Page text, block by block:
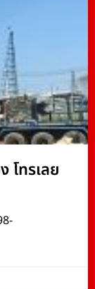
โทรเลย